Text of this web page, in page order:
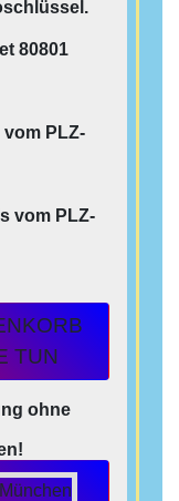
80801
vom PLZ-
vom PLZ-
TUN
ohne